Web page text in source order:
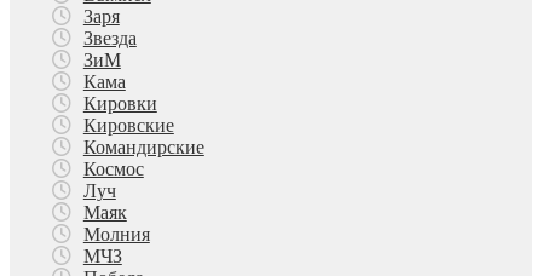
Заря
Звезда
ЗиМ
Кама
Кировки
Кировские
Командирские
Космос
Луч
Маяк
Молния
МЧЗ